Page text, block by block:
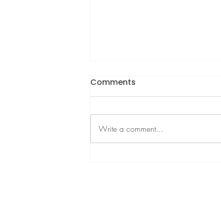
Comments
Write a comment...